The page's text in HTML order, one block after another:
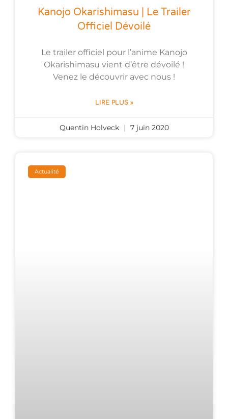
Kanojo Okarishimasu | Le Trailer
Officiel Dévoilé
Le trailer officiel pour l’anime Kanojo
Okarishimasu vient d’être dévoilé !
Venez le découvrir avec nous !
LIRE PLUS »
Quentin Holveck 7 juin 2020
Actualité